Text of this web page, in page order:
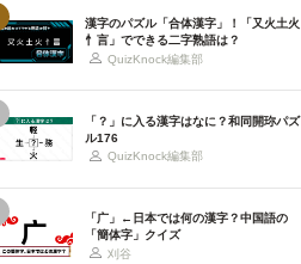
漢字のパズル「合体漢字」！「又火土火
忄言」でできる二字熟語は？
QuizKnock編集部
「？」に入る漢字はなに？和同開珎パズ
ル176
QuizKnock編集部
「广」←日本では何の漢字？中国語の
「簡体字」クイズ
刈谷